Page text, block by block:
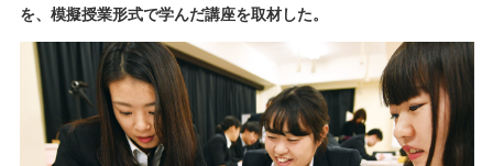
を、模擬授業形式で学んだ講座を取材した。